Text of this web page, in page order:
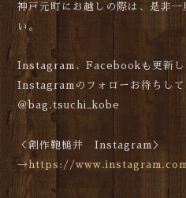
神戸元町にお越しの際は、是非
い。
Instagram、Facebookも更新し
Instagramのフォローお待ちして
＠bag.tsuchi_kobe
＜創作鞄槌井 Instagram＞
→ https://